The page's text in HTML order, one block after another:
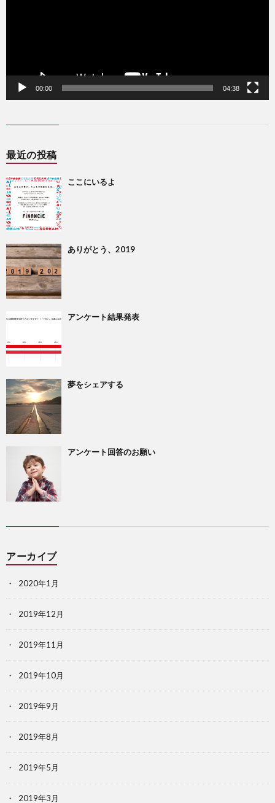
00:00 04:38
最近の投稿
ここにいるよ
ありがとう、2019
アンケート結果発表
夢をシェアする
アンケート回答のお願い
アーカイブ
2020年1月
2019年12月
2019年11月
2019年10月
2019年9月
2019年8月
2019年5月
2019年3月